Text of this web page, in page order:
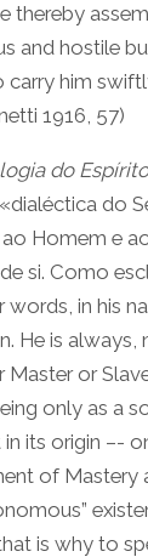
thereby
and hostile
him
1916, 57)
do Espírito
do
Homem e
si. Como
words, in his
He is always,
Master or
only as a
its origin –-
of Mastery
is why to